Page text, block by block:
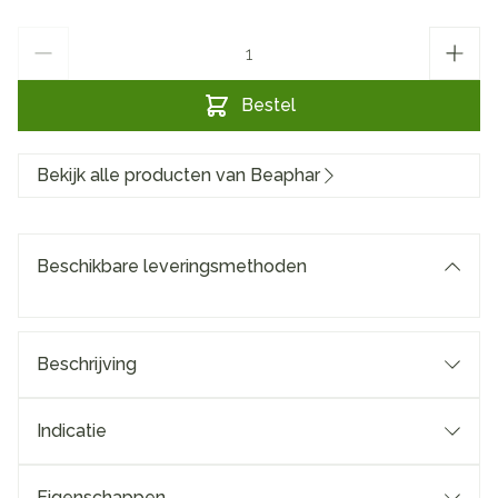
Bestel
Bekijk alle producten van Beaphar
Beschikbare leveringsmethoden
Beschrijving
Indicatie